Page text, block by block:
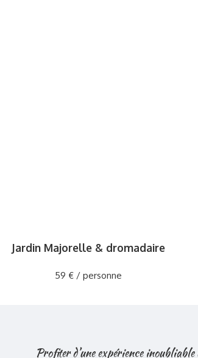
Jardin Majorelle & dromadaire
59 € / personne
Profiter d’une expérience